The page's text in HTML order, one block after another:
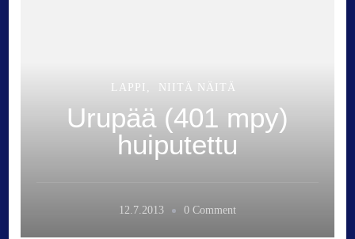
LAPPI NIITÄ NÄITÄ
Urupää (401 mpy)
huiputettu
12.7.2013 0 Commento